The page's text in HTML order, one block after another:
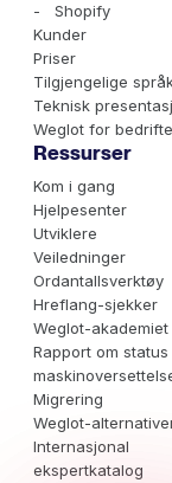
- Shopify
Kunder
Priser
Tilgjengelige
Teknisk
Weglot for
Ressurser
Kom i gang
Hjelpesenter
Utviklere
Veiledninger
Ordantallsverktøy
Hreflang-sjekker
Weglot-akademiet
Rapport om
Migrering
Weglot-
Internasjonal
ekspertkatalog